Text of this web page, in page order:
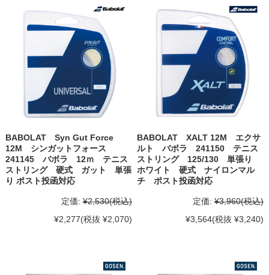
BABOLAT Syn Gut Force
12M シンガットフォース
241145 バボラ 12ｍ テニス
ストリング 硬式 ガット 単張
り ポスト投函対応
定価: ¥2,530(税込)
¥2,277(税抜 ¥2,070)
BABOLAT XALT 12M エクサ
ルト バボラ 241150 テニス
ストリング 125/130 単張り
ホワイト 硬式 ナイロンマル
チ ポスト投函対応
定価: ¥3,960(税込)
¥3,564(税抜 ¥3,240)